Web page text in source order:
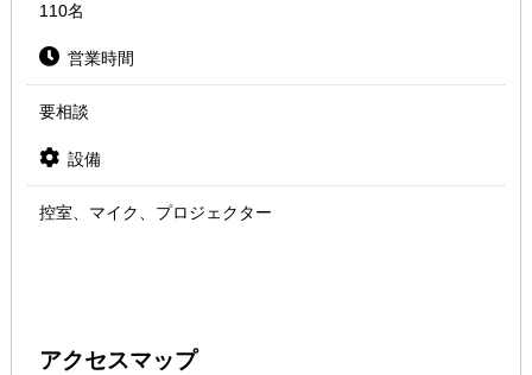
110名
営業時間
要相談
設備
控室、マイク、プロジェクター
アクセスマップ